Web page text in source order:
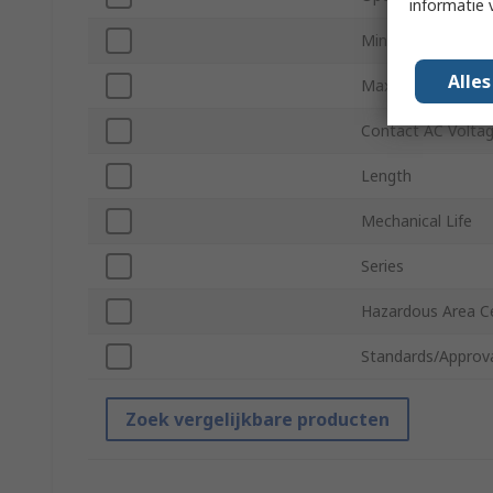
Minimum
Maximum
Contact AC
Length
Mechanical Life
Series
Hazardous Area
Standards/
Zoek vergelijkbare producten
informatie